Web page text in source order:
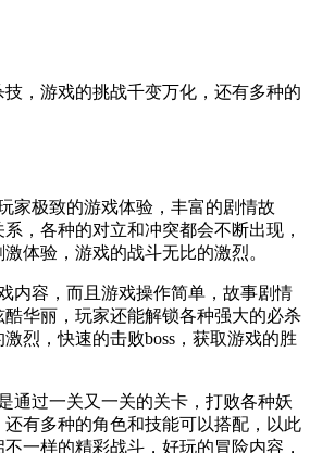
游戏的挑战千变万化，还有多种的
极致的游戏体验，丰富的剧情故
，各种的对立和冲突都会不断出现，
体验，游戏的战斗无比的激烈。
容，而且游戏操作简单，故事剧情
华丽，玩家还能解锁各种强大的必杀
烈，快速的击败boss，获取游戏的胜
过一关又一关的关卡，打败各种妖
有多种的角色和技能可以搭配，以此
一样的精彩战斗，好玩的冒险内容，